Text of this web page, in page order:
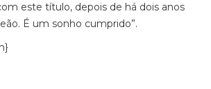
este título, depois de há dois anos
É um sonho cumprido”.